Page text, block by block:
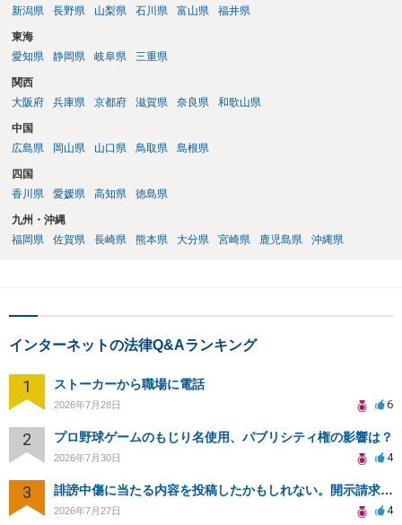
新潟県
長野県 山梨県 石川県 富山県 福井県
東海
愛知県
静岡県 岐阜県 三重県
関西
大阪府
兵庫県 京都府 滋賀県 奈良県 和歌山県
中国
広島県
岡山県 山口県 鳥取県 島根県
四国
香川県
愛媛県 高知県 徳島県
九州・沖縄
福岡県
佐賀県 長崎県 熊本県 大分県 宮崎県 鹿児島県 沖縄県
インターネットの法律Q&Aランキング
1 ストーカーから職場に電話
2026年7月28日 6
2 プロ野球ゲームのもじり名使用、パブリシティ権の影響は？
2026年7月30日 4
3 誹謗中傷に当たる内容を投稿したかもしれない。開示請求や民事刑事裁判に発展しうるのか教えて欲しい。
2026年7月27日 4